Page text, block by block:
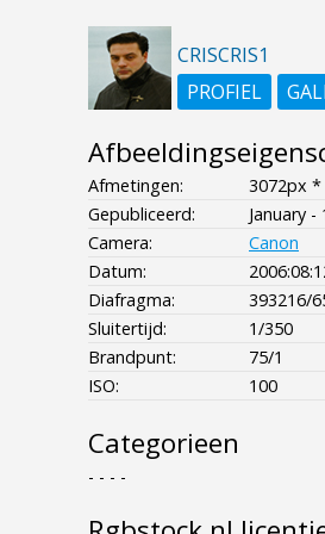
CRISCRIS1
PROFIEL
Afmetingen:
3072px *
Gepubliceerd:
January -
Camera:
Canon
Datum:
Diafragma:
393216/
Sluitertijd:
1/350
Brandpunt:
75/1
ISO:
100
Categorieen
- - - -